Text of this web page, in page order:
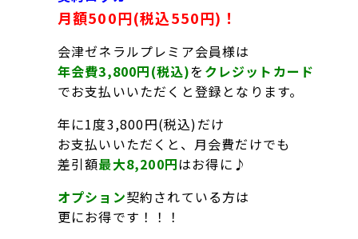
月額500円(税込550円)！
会津ゼネラルプレミア会員様は
年会費3,800円(税込)を クレジットカード
でお支払いいただくと登録となります。
年に1度3,800円(税込)だけ
お支払いいただくと、月会費だけでも
差引額最大8,200円はお得に♪
オプション契約されている方は
更にお得です！！！